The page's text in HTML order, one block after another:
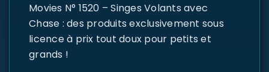
Movies N° 1520 – Singes Volants avec
Chase : des produits exclusivement sous
licence à prix tout doux pour petits et
grands !